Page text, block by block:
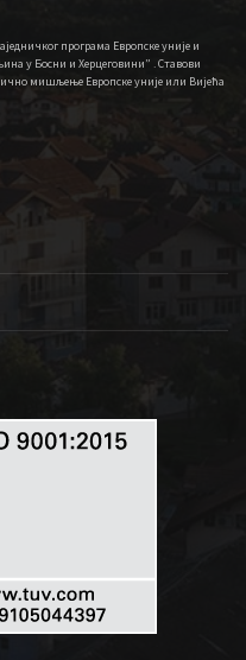
програма Европске уније и
у Босни и Херцеговини” . Ставови
мишљење Европске уније или Вијећа